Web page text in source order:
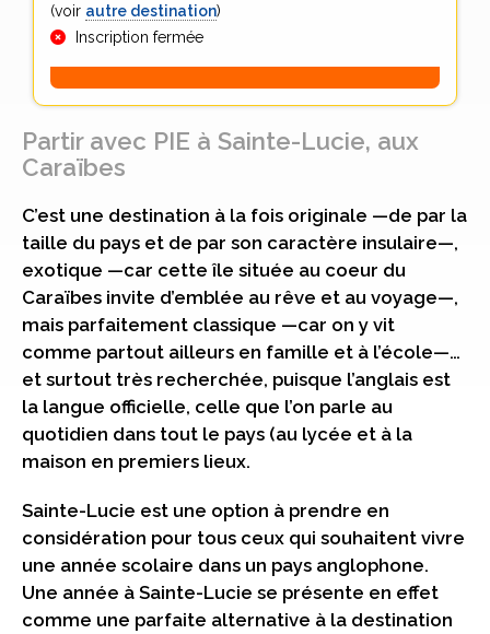
(voir autre destination)
Inscription fermée
Partir avec PIE à Sainte-Lucie, aux
Caraïbes
C’est une destination à la fois originale —de par la
taille du pays et de par son caractère insulaire—,
exotique —car cette île située au coeur du
Caraïbes invite d’emblée au rêve et au voyage—,
mais parfaitement classique —car on y vit
comme partout ailleurs en famille et à l’école—…
et surtout très recherchée, puisque l’anglais est
la langue officielle, celle que l’on parle au
quotidien dans tout le pays (au lycée et à la
maison en premiers lieux.
Sainte-Lucie est une option à prendre en
considération pour tous ceux qui souhaitent vivre
une année scolaire dans un pays anglophone.
Une année à Sainte-Lucie se présente en effet
comme une parfaite alternative à la destination